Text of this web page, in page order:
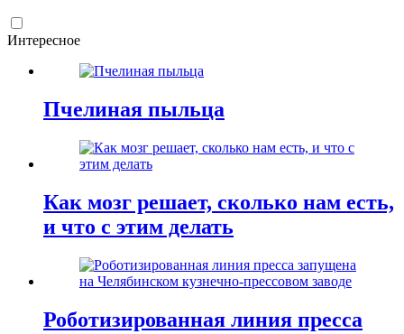
Интересное
Пчелиная пыльца
Как мозг решает, сколько нам есть,
и что с этим делать
Роботизированная линия пресса